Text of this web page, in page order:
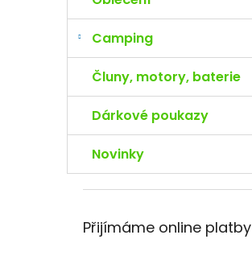
Camping
Čluny, motory, baterie
Dárkové poukazy
Novinky
Přijímáme online platby